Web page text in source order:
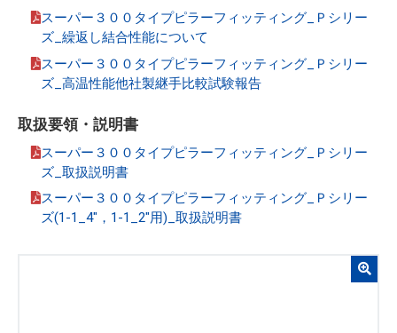
スーパー３００タイプピラーフィッティング_Ｐシリー
ズ_繰返し結合性能について
スーパー３００タイプピラーフィッティング_Ｐシリー
ズ_高温性能他社製継手比較試験報告
取扱要領・説明書
スーパー３００タイプピラーフィッティング_Ｐシリー
ズ_取扱説明書
スーパー３００タイプピラーフィッティング_Ｐシリー
ズ(1-1_4"，1-1_2"用)_取扱説明書